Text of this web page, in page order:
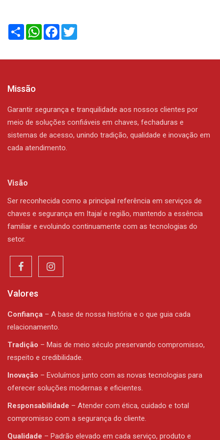
Compartilhar
WhatsAppFacebook
Twitter
Missão
Garantir segurança e tranquilidade aos nossos clientes por
meio de soluções confiáveis em chaves, fechaduras e
sistemas de acesso, unindo tradição, qualidade e inovação em
cada atendimento.
Visão
Ser reconhecida como a principal referência em serviços de
chaves e segurança em Itajaí e região, mantendo a essência
familiar e evoluindo continuamente com as tecnologias do
setor.
Valores
Confiança – A base de nossa história e o que guia cada
relacionamento.
Tradição – Mais de meio século preservando compromisso,
respeito e credibilidade.
Inovação – Evoluímos junto com as novas tecnologias para
oferecer soluções modernas e eficientes.
Responsabilidade – Atender com ética, cuidado e total
compromisso com a segurança do cliente.
Qualidade – Padrão elevado em cada serviço, produto e